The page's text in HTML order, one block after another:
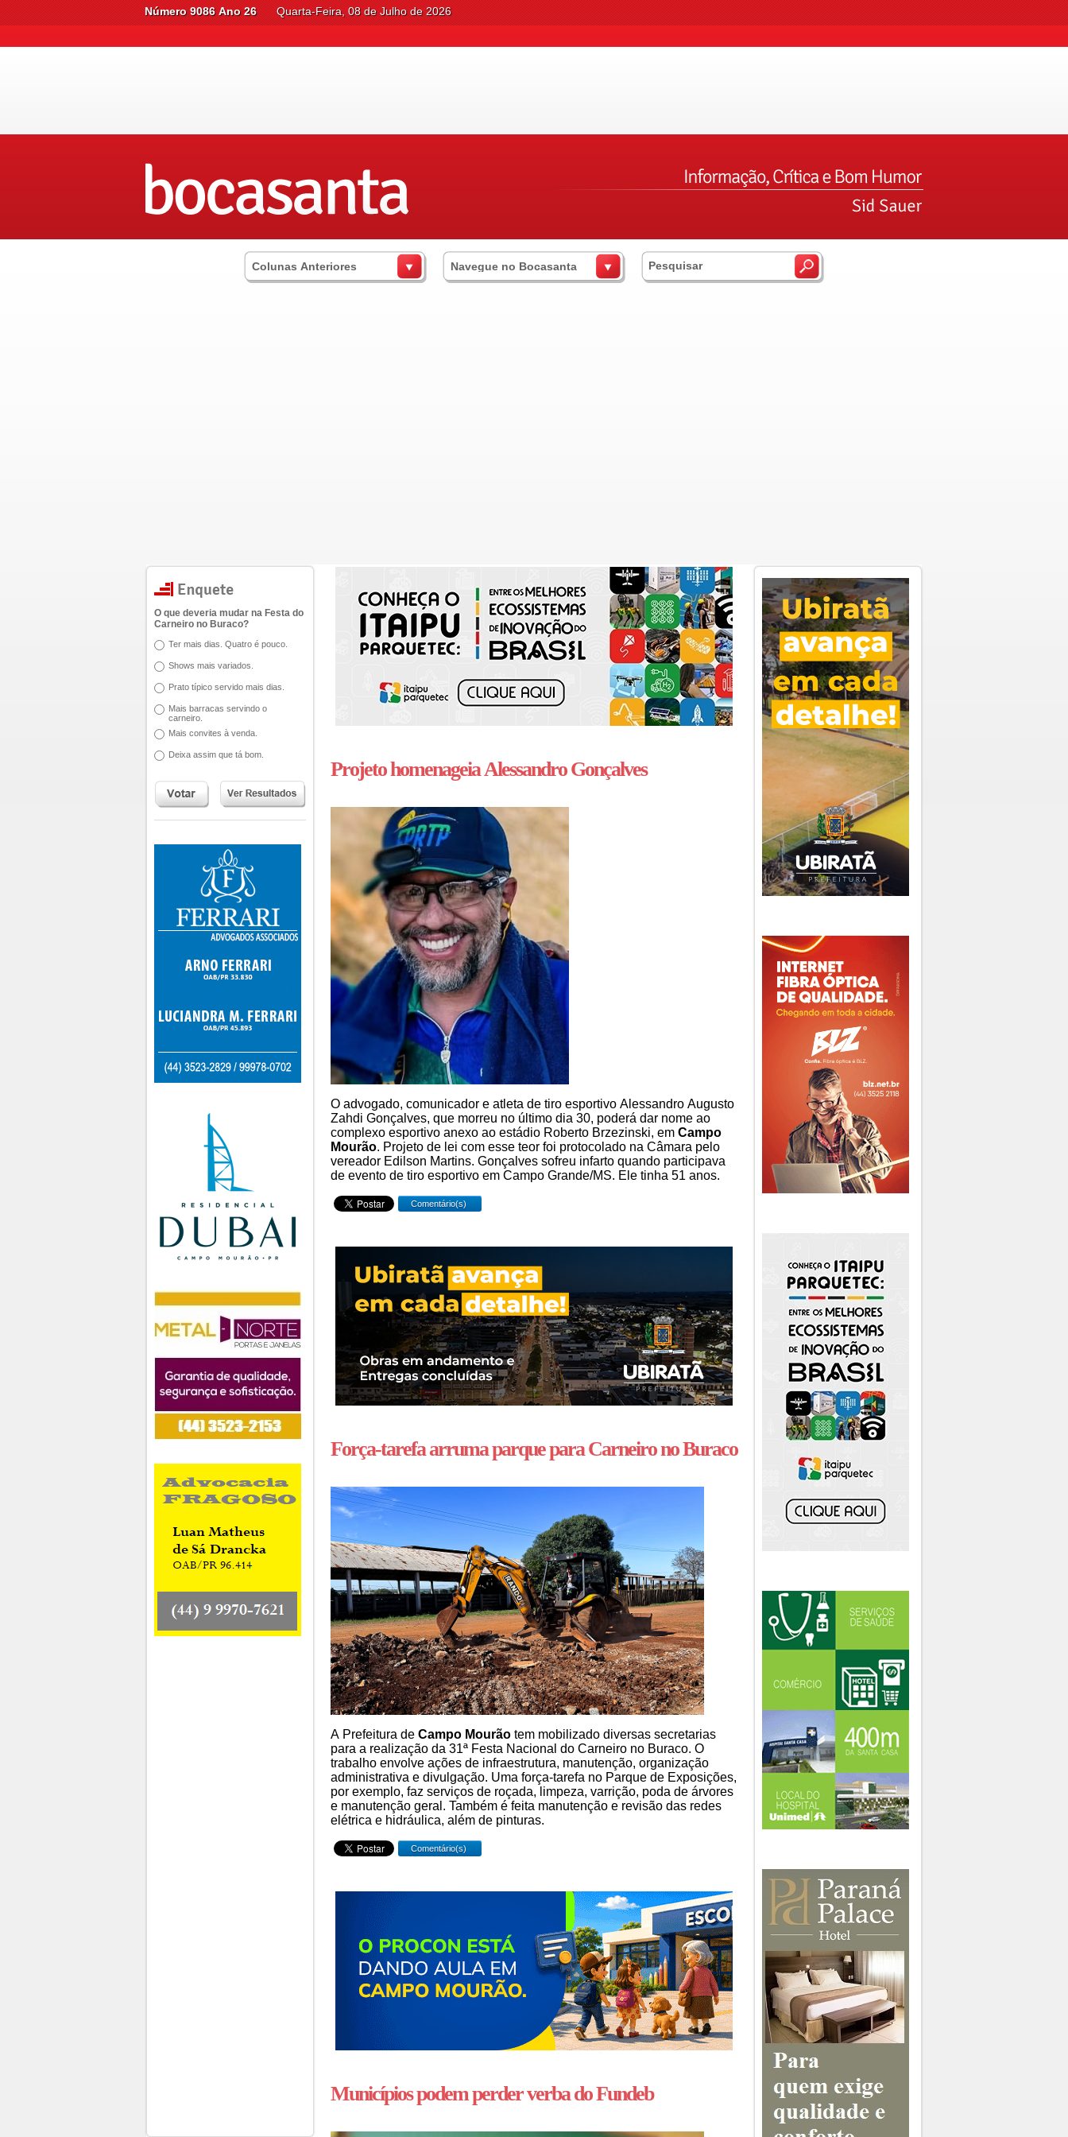
Número 9086 Ano 26 Quarta-Feira, 08 de Julho de 2026
Colunas Anteriores Navegue no Bocasanta
O que deveria mudar na Festa do
Carneiro no Buraco?
Ter mais dias. Quatro é pouco.
Shows mais variados.
Prato típico servido mais dias.
Mais barracas servindo o
carneiro.
Mais convites à venda.
Deixa assim que tá bom.
Projeto homenageia Alessandro Gonçalves
O advogado, comunicador e atleta de tiro esportivo Alessandro Augusto
Zahdi Gonçalves, que morreu no último dia 30, poderá dar nome ao
complexo esportivo anexo ao estádio Roberto Brzezinski, em Campo
Mourão. Projeto de lei com esse teor foi protocolado na Câmara pelo
vereador Edilson Martins. Gonçalves sofreu infarto quando participava
de evento de tiro esportivo em Campo Grande/MS. Ele tinha 51 anos.
Comentário(s)
Força-tarefa arruma parque para Carneiro no Buraco
A Prefeitura de Campo Mourão tem mobilizado diversas secretarias
para a realização da 31ª Festa Nacional do Carneiro no Buraco. O
trabalho envolve ações de infraestrutura, manutenção, organização
administrativa e divulgação. Uma força-tarefa no Parque de Exposições,
por exemplo, faz serviços de roçada, limpeza, varrição, poda de árvores
e manutenção geral. Também é feita manutenção e revisão das redes
elétrica e hidráulica, além de pinturas.
Comentário(s)
Municípios podem perder verba do Fundeb